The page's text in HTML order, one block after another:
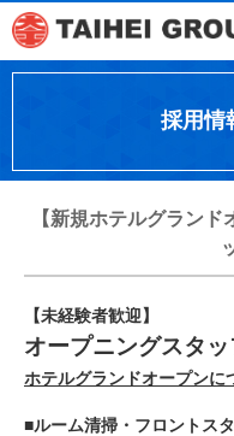
採用情
【新規ホテルグランド
【未経験者歓迎】
オープニングスタッ
ホテルグランドオープンに
■ルーム清掃・フロントス